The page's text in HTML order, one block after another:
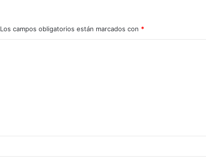
Los campos obligatorios están marcados con *